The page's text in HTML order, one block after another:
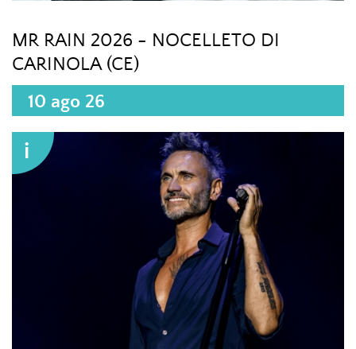
MR RAIN 2026 - NOCELLETO DI
CARINOLA (CE)
10 ago 26
i